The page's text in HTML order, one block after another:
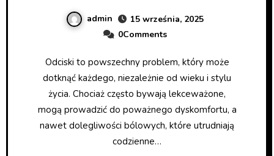
admin
15 września, 2025
0Comments
Odciski to powszechny problem, który może
dotknąć każdego, niezależnie od wieku i stylu
życia. Chociaż często bywają lekceważone,
mogą prowadzić do poważnego dyskomfortu, a
nawet dolegliwości bólowych, które utrudniają
codzienne…